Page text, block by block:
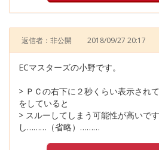
返信者：非公開 2018/09/27 20:17
ECマスターズの小野です。
> ＰＣの右下に２秒くらい表示され
をしていると
> スルーしてしまう可能性が高いで
し………（省略）………